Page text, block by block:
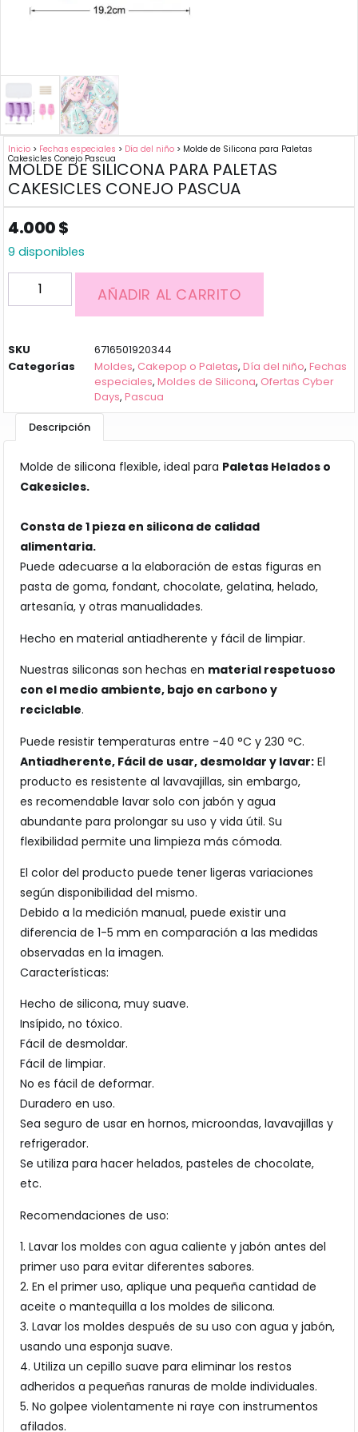
Inicio > Fechas especiales > Día del niño > Molde de Silicona para Paletas
Cakesicles Conejo Pascua
MOLDE DE SILICONA PARA PALETAS
CAKESICLES CONEJO PASCUA
4.000$
9 disponibles
AÑADIR AL CARRITO
SKU
6716501920344
Categorías
Moldes, Cakepop o Paletas,Día del niño,Fechas
especiales,Moldes de Silicona, Ofertas Cyber
Days,Pascua
Descripción
Molde de silicona flexible, ideal para Paletas Helados o
Cakesicles.
Consta de 1 pieza en silicona de calidad
alimentaria.
Puede adecuarse a la elaboración de estas figuras en
pasta de goma, fondant, chocolate, gelatina, helado,
artesanía, y otras manualidades.
Hecho en material antiadherente y fácil de limpiar.
Nuestras siliconas son hechas en material respetuoso
con el medio ambiente, bajo en carbono y
reciclable.
Puede resistir temperaturas entre -40 °C y 230 °C.
Antiadherente, Fácil de usar, desmoldar y lavar: El
producto es resistente al lavavajillas, sin embargo,
es recomendable lavar solo con jabón y agua
abundante para prolongar su uso y vida útil. Su
flexibilidad permite una limpieza más cómoda.
El color del producto puede tener ligeras variaciones
según disponibilidad del mismo.
Debido a la medición manual, puede existir una
diferencia de 1-5 mm en comparación a las medidas
observadas en la imagen.
Características:
Hecho de silicona, muy suave.
Insípido, no tóxico.
Fácil de desmoldar.
Fácil de limpiar.
No es fácil de deformar.
Duradero en uso.
Sea seguro de usar en hornos, microondas, lavavajillas y
refrigerador.
Se utiliza para hacer helados, pasteles de chocolate,
etc.
Recomendaciones de uso:
1. Lavar los moldes con agua caliente y jabón antes del
primer uso para evitar diferentes sabores.
2. En el primer uso, aplique una pequeña cantidad de
aceite o mantequilla a los moldes de silicona.
3. Lavar los moldes después de su uso con agua y jabón,
usando una esponja suave.
4. Utiliza un cepillo suave para eliminar los restos
adheridos a pequeñas ranuras de molde individuales.
5. No golpee violentamente ni raye con instrumentos
afilados.